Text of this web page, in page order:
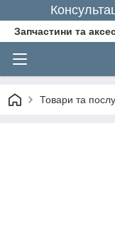
Запчастини та
Товари та